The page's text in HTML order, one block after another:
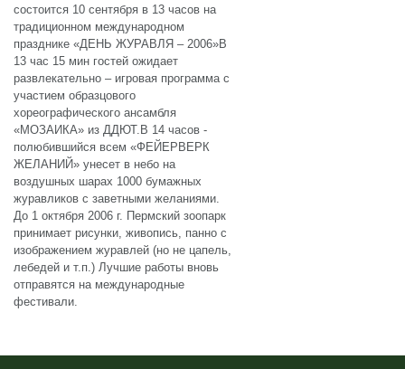
состоится 10 сентября в 13 часов на
традиционном международном
празднике «ДЕНЬ ЖУРАВЛЯ – 2006»В
13 час 15 мин гостей ожидает
развлекательно – игровая программа с
участием образцового
хореографического ансамбля
«МОЗАИКА» из ДДЮТ.В 14 часов -
полюбившийся всем «ФЕЙЕРВЕРК
ЖЕЛАНИЙ» унесет в небо на
воздушных шарах 1000 бумажных
журавликов с заветными желаниями.
До 1 октября 2006 г. Пермский зоопарк
принимает рисунки, живопись, панно с
изображением журавлей (но не цапель,
лебедей и т.п.) Лучшие работы вновь
отправятся на международные
фестивали.